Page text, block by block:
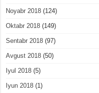
Noyabr 2018 (124)
Oktabr 2018 (149)
Sentabr 2018 (97)
Avgust 2018 (50)
Iyul 2018 (5)
Iyun 2018 (1)